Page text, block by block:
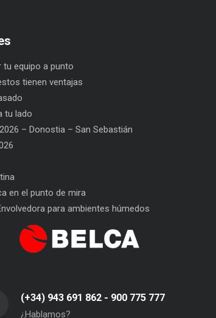
Envasado
tu equipo a punto
tienen ventajas
tu lado
– Donostia – San Sebastián
en el punto de mira
para ambientes húmedos
(+34) 943 691 862 - 900 775 777
¿Hablamos?